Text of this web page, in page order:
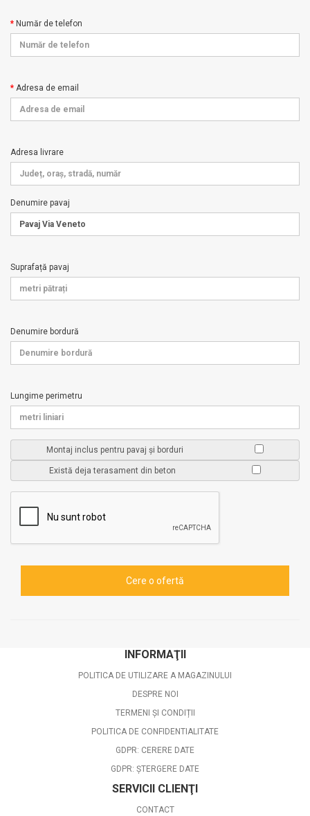
Număr de telefon
Adresa de email
Adresa livrare
Denumire pavaj
Suprafață pavaj
Denumire bordură
Lungime perimetru
Montaj inclus pentru pavaj și borduri
Există deja terasament din beton
INFORMAŢII
POLITICA DE UTILIZARE A MAGAZINULUI
DESPRE NOI
TERMENI ȘI CONDIȚII
POLITICA DE CONFIDENTIALITATE
GDPR: CERERE DATE
GDPR: ȘTERGERE DATE
SERVICII CLIENŢI
CONTACT